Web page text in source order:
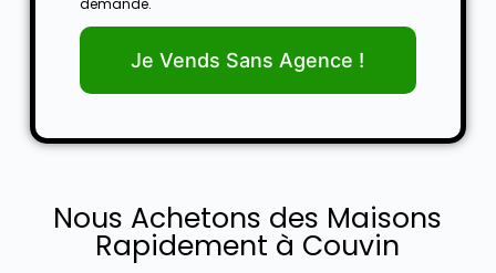
Je Vends Sans Agence !
Nous Achetons des Maisons
Rapidement à Couvin